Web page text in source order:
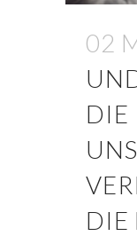
02
DIE
DIE